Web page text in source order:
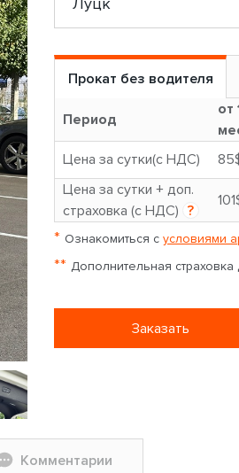
Прокат без водителя
Период
от
Цена за сутки(с НДС)
Цена за сутки + доп.
страховка (с НДС) ?
* Ознакомиться с условиями
** Дополнительная страховка
Заказать
Комментарии